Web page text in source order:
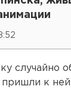
случайно
к ней